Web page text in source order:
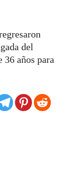
del
36 años para